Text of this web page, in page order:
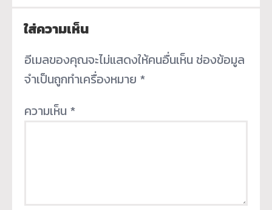
ใส่ความเห็น
อีเมลของคุณจะไม่แสดงให้คนอื่นเห็น ช่องข้อมูล
จำเป็นถูกทำเครื่องหมาย *
ความเห็น *